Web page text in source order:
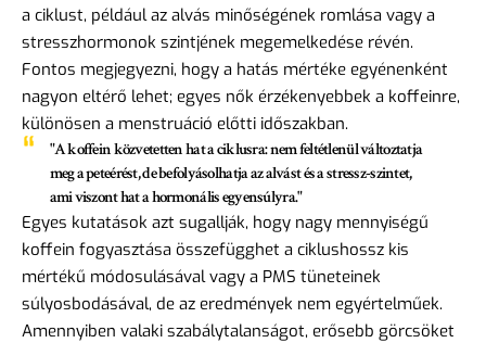
a ciklust, például az alvás minőségének romlása vagy a
stresszhormonok szintjének megemelkedése révén.
Fontos megjegyezni, hogy a hatás mértéke egyénenként
nagyon eltérő lehet; egyes nők érzékenyebbek a koffeinre,
különösen a menstruáció előtti időszakban.
"A koffein közvetetten hat a ciklusra: nem feltétlenül változtatja
meg a peteérést, de befolyásolhatja az alvást és a stressz-szintet,
ami viszont hat a hormonális egyensúlyra."
Egyes kutatások azt sugallják, hogy nagy mennyiségű
koffein fogyasztása összefügghet a ciklushossz kis
mértékű módosulásával vagy a PMS tüneteinek
súlyosbodásával, de az eredmények nem egyértelműek.
Amennyiben valaki szabálytalanságot, erősebb görcsöket